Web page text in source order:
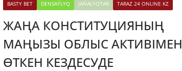
BASTY BET DENSAÝLYQ JAŃALYQTAR TARAZ 24 ONLINE KZ
ЖАҢА КОНСТИТУЦИЯНЫҢ
МАҢЫЗЫ ОБЛЫС АКТИВІМЕН
ӨТКЕН КЕЗДЕСУДЕ